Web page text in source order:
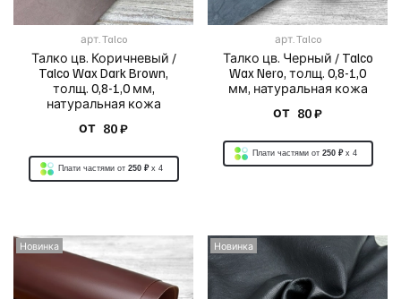
арт. Talco
Талко цв. Коричневый /
Talco Wax Dark Brown,
толщ. 0,8-1,0 мм,
натуральная кожа
от 80 ₽
Плати частями от 250 ₽ x 4
арт. Talco
Талко цв. Черный / Talco
Wax Nero, толщ. 0,8-1,0
мм, натуральная кожа
от 80 ₽
Плати частями от 250 ₽ x 4
Новинка Новинка